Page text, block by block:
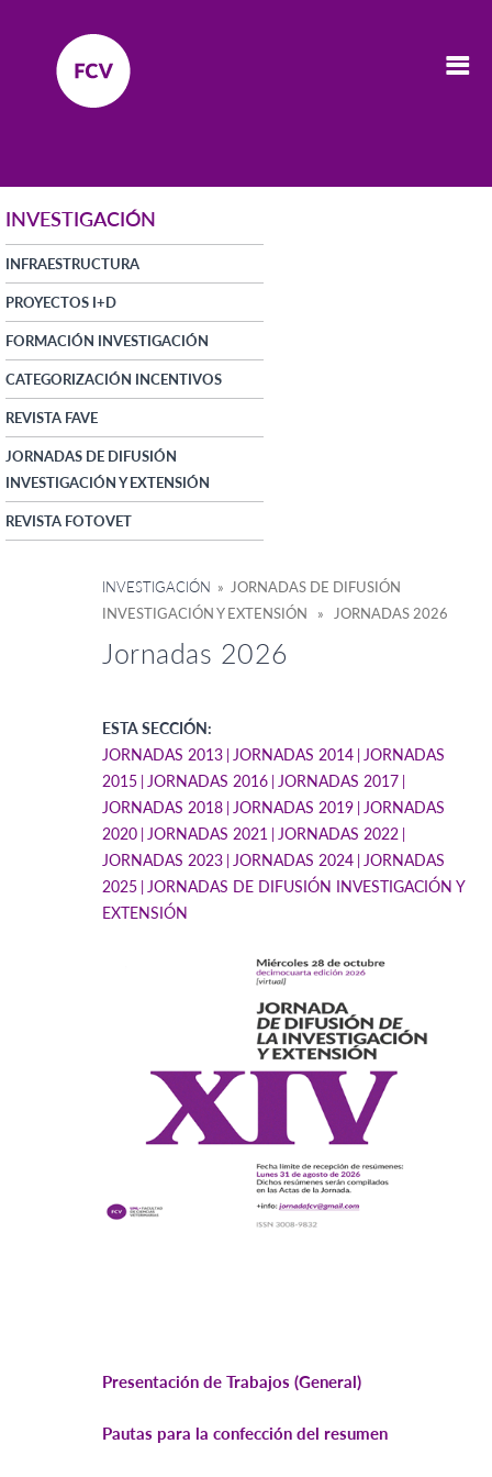
INVESTIGACIÓN
INFRAESTRUCTURA
PROYECTOS I+D
FORMACIÓN INVESTIGACIÓN
CATEGORIZACIÓN INCENTIVOS
REVISTA FAVE
JORNADAS DE DIFUSIÓN
INVESTIGACIÓN Y EXTENSIÓN
REVISTA FOTOVET
INVESTIGACIÓN » JORNADAS DE DIFUSIÓN
INVESTIGACIÓN Y EXTENSIÓN » JORNADAS 2026
Jornadas 2026
ESTA SECCIÓN:
JORNADAS 2013
JORNADAS 2014
JORNADAS
2015
JORNADAS 2016
JORNADAS 2017
JORNADAS 2018
JORNADAS 2019
JORNADAS
2020
JORNADAS 2021
JORNADAS 2022
JORNADAS 2023
JORNADAS 2024
JORNADAS
2025
JORNADAS DE DIFUSIÓN INVESTIGACIÓN Y
EXTENSIÓN
Presentación de Trabajos (General)
Pautas para la confección del resumen